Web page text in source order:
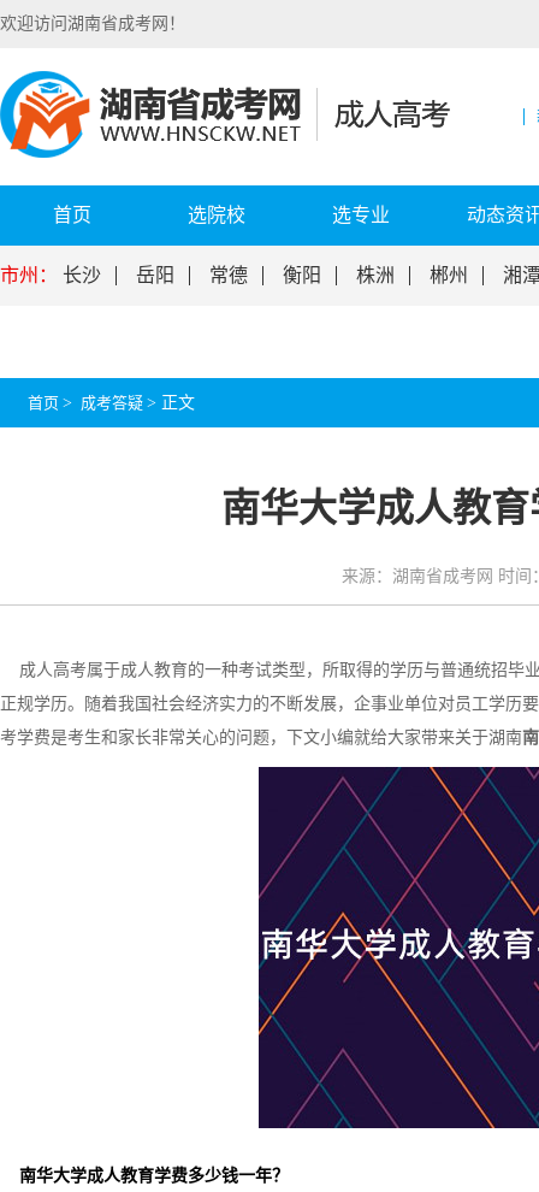
欢迎访问湖南省成考网！
首页 选院校 选专业 动态资
市州： 长沙 岳阳 常德 衡阳 株洲 郴州 湘
首页 > 成考答疑 > 正文
南华大学成人教
来源：湖南省成考网 时间
成人高考属于成人教育的一种考试类型，所取得的学历与普通统招毕
正规学历。随着我国社会经济实力的不断发展，企事业单位对员工学历
考学费是考生和家长非常关心的问题，下文小编就给大家带来关于湖南
南华大学成人教育学费多少钱一年？